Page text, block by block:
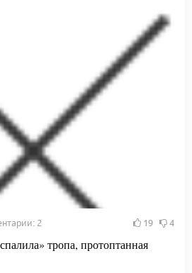
2 19 4
тропа, протоптанная